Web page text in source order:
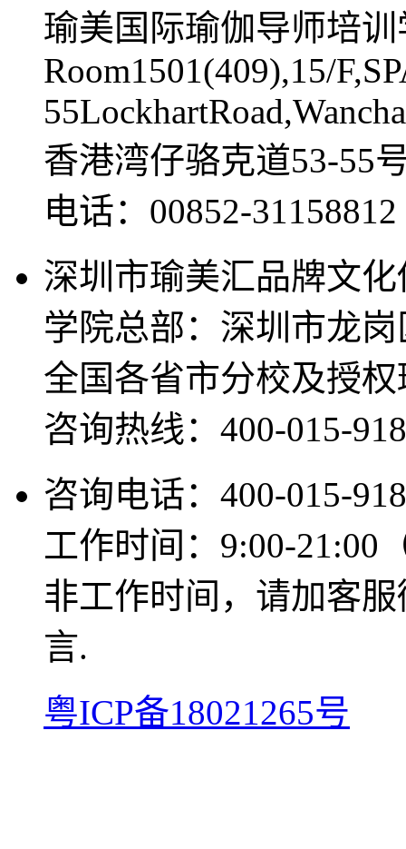
瑜美国际瑜伽导师培
Room1501(409),15/
香港湾仔骆克道53-55
电话：00852-
深圳市瑜美汇品牌文
学院总部：深圳市龙
全国各省市分校及授
咨询热线：400-015-
咨询电话：400-015-
工作时间：9:00-21:00
非工作时间，请加客
言.
粤ICP备18021265号